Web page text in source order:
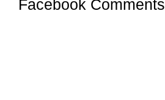
Facebook Comments